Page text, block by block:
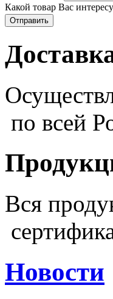
Какой товар Вас
по всей
Вся
Новости